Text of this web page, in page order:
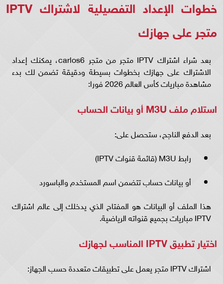
خطوات الإعداد التفصيلية لاشتراك IPTV
متجر على جهازك
بعد شراء اشتراك IPTV متجر من متجر carlos6، يمكنك إعداد
الاشتراك على جهازك بخطوات بسيطة ودقيقة تضمن لك بدء
مشاهدة مباريات كأس العالم 2026 فورا:
استلام ملف M3U أو بيانات الحساب
بعد الدفع الناجح، ستحصل على:
رابط M3U (قائمة قنوات IPTV)
أو بيانات حساب تتضمن اسم المستخدم والباسورد
هذا الملف أو البيانات هو المفتاح الذي يدخلك إلى عالم اشتراك
IPTV مباريات بجميع قنواته الرياضية.
اختيار تطبيق IPTV المناسب لجهازك
اشتراك IPTV متجر يعمل على تطبيقات متعددة حسب الجهاز: